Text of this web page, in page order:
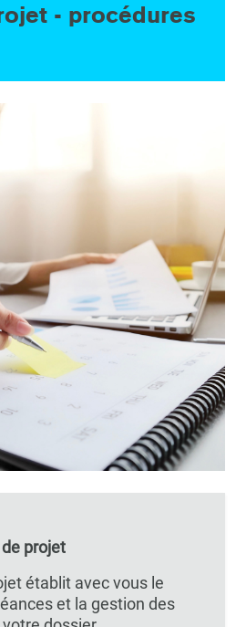
- procédures
projet
établit avec vous le
et la gestion des